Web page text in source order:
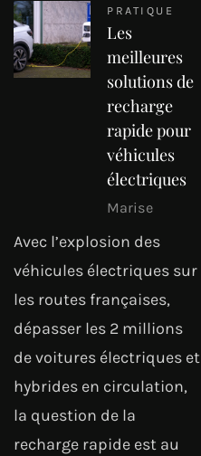
PRATIQUE
Les
meilleures
solutions de
recharge
rapide pour
véhicules
électriques
Marise
Avec l’explosion des
véhicules électriques sur
les routes françaises,
dépasser les 2 millions
de voitures électriques et
hybrides en circulation,
la question de la
recharge rapide est au